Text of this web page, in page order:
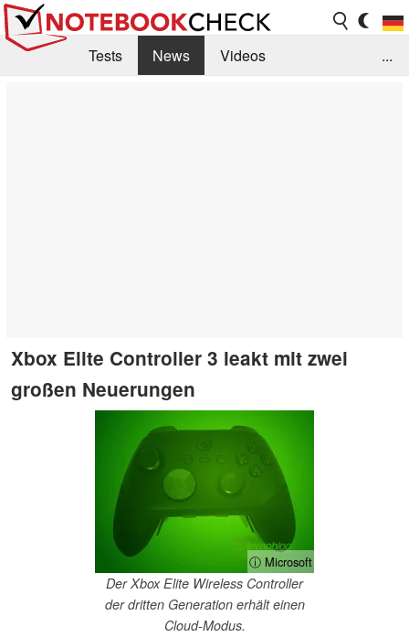
Tests News
Videos
...
Xbox Elite Controller 3 leakt mit zwei
großen Neuerungen
ⓘ Microsoft
Der Xbox Elite Wireless Controller
der dritten Generation erhält einen
Cloud-Modus.